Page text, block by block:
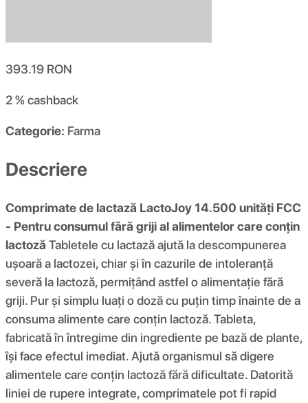
393.19 RON
2 %cashback
Categorie: Farma
Descriere
Comprimate de lactază LactoJoy 14.500 unități FCC
- Pentru consumul fără griji al alimentelor care conțin
lactoză Tabletele cu lactază ajută la descompunerea
ușoară a lactozei, chiar și în cazurile de intoleranță
severă la lactoză, permițând astfel o alimentație fără
griji. Pur și simplu luați o doză cu puțin timp înainte de a
consuma alimente care conțin lactoză. Tableta,
fabricată în întregime din ingrediente pe bază de plante,
își face efectul imediat. Ajută organismul să digere
alimentele care conțin lactoză fără dificultate. Datorită
liniei de rupere integrate, comprimatele pot fi rapid